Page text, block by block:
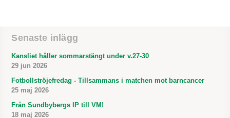
Senaste inlägg
Kansliet håller sommarstängt under v.27-30
29 jun 2026
Fotbollströjefredag - Tillsammans i matchen mot barncancer
25 maj 2026
Från Sundbybergs IP till VM!
18 maj 2026